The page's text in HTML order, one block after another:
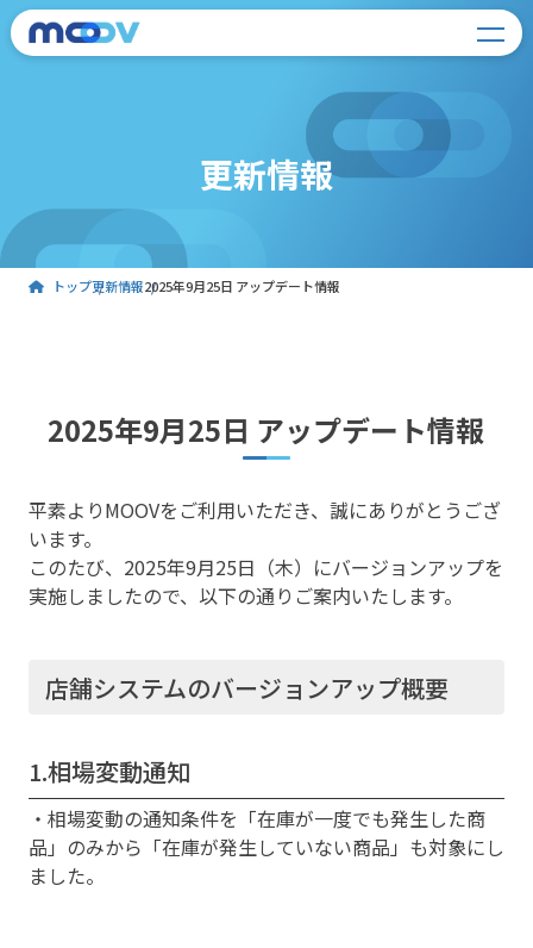
更新情報
トップ更新情報2025年9月25日 アップデート情報
2025年9月25日 アップデート情報
平素よりMOOVをご利用いただき、誠にありがとうござ
います。
このたび、2025年9月25日（木）にバージョンアップを
実施しましたので、以下の通りご案内いたします。
店舗システムのバージョンアップ概要
1.相場変動通知
・相場変動の通知条件を「在庫が一度でも発生した商
品」のみから「在庫が発生していない商品」も対象にし
ました。